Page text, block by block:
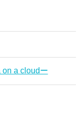
on a cloudー